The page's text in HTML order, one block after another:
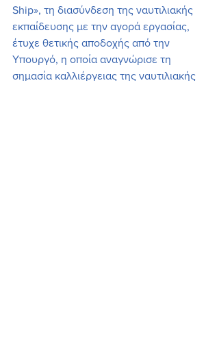
Ship», τη διασύνδεση της ναυτιλιακής
εκπαίδευσης με την αγορά εργασίας,
έτυχε θετικής αποδοχής από την
Υπουργό, η οποία αναγνώρισε τη
σημασία καλλιέργειας της ναυτιλιακής